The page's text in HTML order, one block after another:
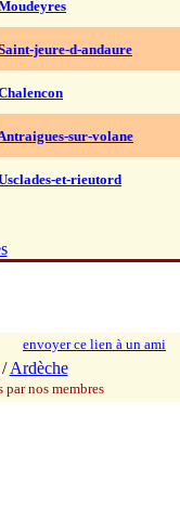
jeure-d-andaure
sur-volane
et-rieutord
envoyer ce lien à un ami
Ardèche
par nos membres